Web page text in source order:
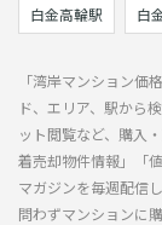
白金高輪駅 白
「湾岸マンション価
ド、エリア、駅から
ット閲覧など、購入
着売却物件情報」「
マガジンを毎週配信
問わずマンションに